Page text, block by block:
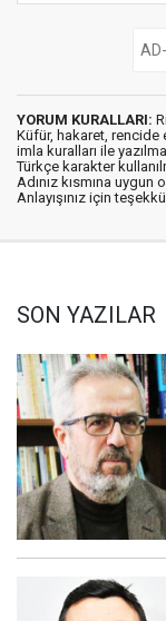
YORUM KURALLARI:
Küfür, hakaret, rencide
imla kuralları ile
Türkçe karakter
Adınız kısmına
Anlayışınız için
SON YAZILAR